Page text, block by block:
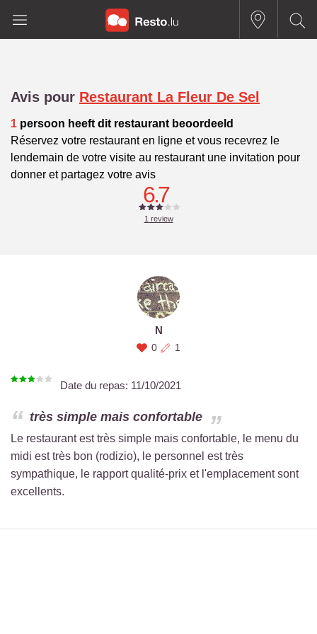
Avis pour Restaurant La Fleur De Sel
1 persoon heeft dit restaurant beoordeeld
Réservez votre restaurant en ligne et vous recevrez le
lendemain de votre visite au restaurant une invitation pour
donner et partagez votre avis
6.7
1 review
N
0 1
Date du repas: 11/10/2021
très simple mais confortable
Le restaurant est très simple mais confortable, le menu du
midi est très bon (rodizio), le personnel est très
sympathique, le rapport qualité-prix et l'emplacement sont
excellents.